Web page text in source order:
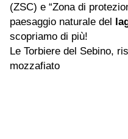
(ZSC) e “Zona di
paesaggio naturale del
scopriamo di più!
Le Torbiere del Sebino,
mozzafiato